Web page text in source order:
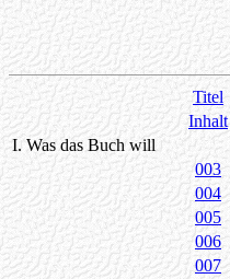
Titel
Inhalt
I. Was das Buch will
003
004
005
006
007